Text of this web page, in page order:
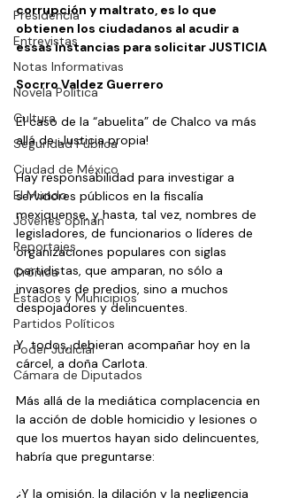
Presidencia
Entrevistas
Notas Informativas
Novela Política
Cultura
Seguridad Pública
Ciudad de México
El Mundo
Jóvenes opinan
Reportajes
Crónica
Estados y Municipios
Partidos Políticos
Poder Judicial
Cámara de Diputados
corrupción y maltrato, es lo que
obtienen los ciudadanos al acudir a
essas instancias para solicitar JUSTICIA
Socrro Valdez Guerrero
El caso de la “abuelita” de Chalco va más
allá de ¡Justicia propia!
Hay responsabilidad para investigar a
servidores públicos en la fiscalía
mexiquense, y hasta, tal vez, nombres de
legisladores, de funcionarios o líderes de
organizaciones populares con siglas
partidistas, que amparan, no sólo a
invasores de predios, sino a muchos
despojadores y delincuentes.
Y  todos, debieran acompañar hoy en la
cárcel, a doña Carlota.
Más allá de la mediática complacencia en
la acción de doble homicidio y lesiones o
que los muertos hayan sido delincuentes,
habría que preguntarse:
¿Y la omisión, la dilación y la negligencia